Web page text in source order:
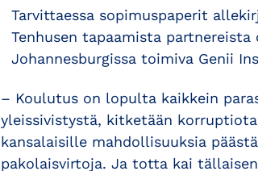
Tarvittaessa sopimuspaperit
Tenhusen tapaamista
Johannesburgissa toimiva Genii
– Koulutus on lopulta kaikkein
yleissivistystä, kitketään
kansalaisille mahdollisuuksia
pakolaisvirtoja. Ja totta kai